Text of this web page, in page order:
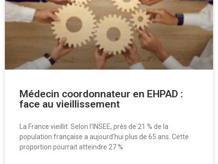
Médecin coordonnateur en EHPAD :
face au vieillissement
La France vieillit. Selon l’INSEE, près de 21 % de la
population française a aujourd’hui plus de 65 ans. Cette
proportion pourrait atteindre 27 %